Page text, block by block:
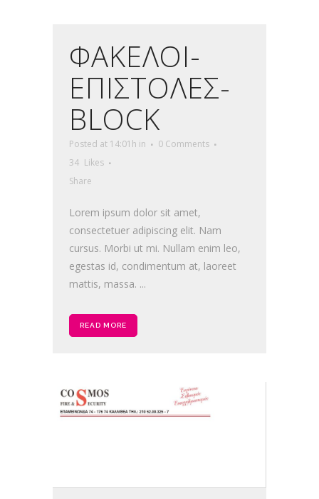
ΦΑΚΕΛΟΙ-
ΕΠΙΣΤΟΛΕΣ-
BLOCK
Posted at 14:01h in
0 Comments
34 Likes
Share
Lorem ipsum dolor sit amet,
consectetuer adipiscing elit. Nam
cursus. Morbi ut mi. Nullam enim leo,
egestas id, condimentum at, laoreet
mattis, massa. ...
READ MORE